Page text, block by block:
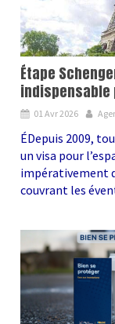
Étape
indispensable
01 Avr 2026
ÉDepuis 2009,
un visa pour
impérativement
couvrant les